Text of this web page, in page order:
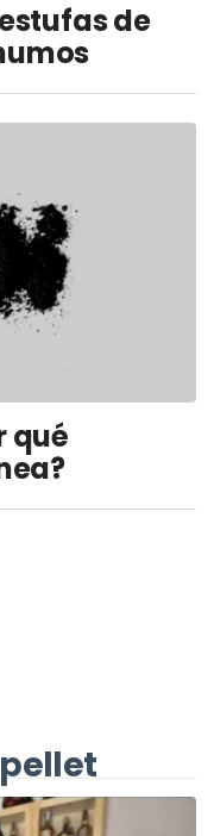
de
qué